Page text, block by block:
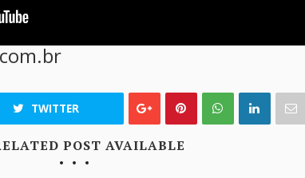
TWITTER
POST AVAILABLE